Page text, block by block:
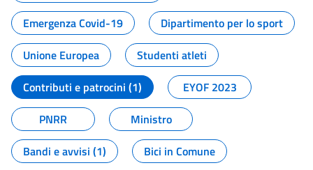
Emergenza Covid-19
Dipartimento per lo sport
Unione Europea
Studenti atleti
Contributi e patrocini (1)
EYOF 2023
PNRR
Ministro
Bandi e avvisi (1)
Bici in Comune